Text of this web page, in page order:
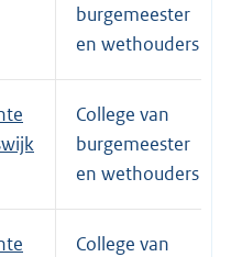
burgemeester
en wethouders
College van
burgemeester
en wethouders
College van